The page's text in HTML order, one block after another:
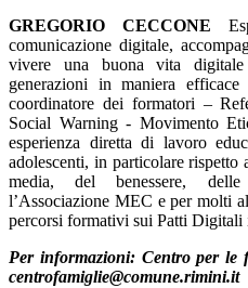
GREGORIO CECCONE
comunicazione digitale,
vivere una buona vita
generazioni in maniera
coordinatore dei formatori –
Social Warning - Movimento
esperienza diretta di lavoro
adolescenti, in particolare rispetto
media, del benessere,
l’Associazione MEC e per molti
percorsi formativi sui Patti
Per informazioni: Centro per le
centrofamiglie@comune.rimini.it